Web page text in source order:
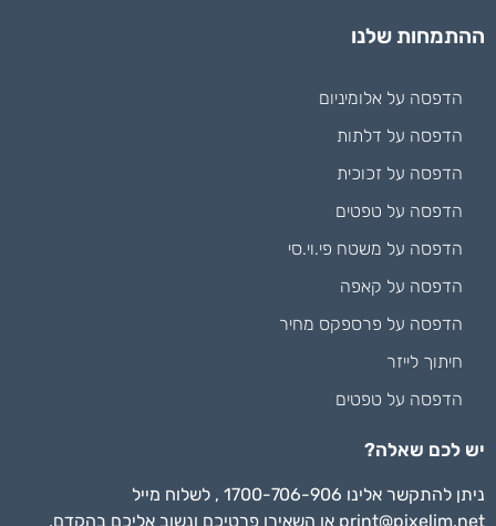
ההתמחות שלנו
הדפסה על אלומיניום
הדפסה על דלתות
הדפסה על זכוכית
הדפסה על טפטים
הדפסה על משטח פי.וי.סי
הדפסה על קאפה
הדפסה על פרספקס מחיר
חיתוך לייזר
הדפסה על טפטים
יש לכם שאלה?
ניתן להתקשר אלינו 1700-706-906 , לשלוח מייל
print@pixelim.net או השאירו פרטיכם ונשוב אליכם בהקדם.